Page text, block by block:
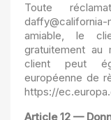
Toute
amiable, le
gratuitement au
client peut
européenne de
https://
Article 12 —